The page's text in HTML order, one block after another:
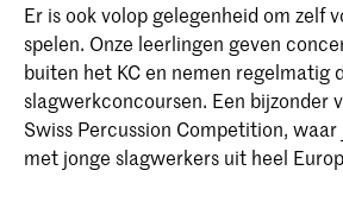
Er is ook volop gelegenheid om zelf
spelen. Onze leerlingen geven
buiten het KC en nemen regelmatig
slagwerkconcoursen. Een bijzonder
Swiss Percussion Competition,
met jonge slagwerkers uit heel